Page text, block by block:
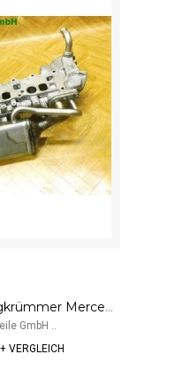
Ansaugbrücke Ansaugkrümmer Mercedes Benz C-Klasse W204 LF00052
GmbH ..
+ VERGLEICH